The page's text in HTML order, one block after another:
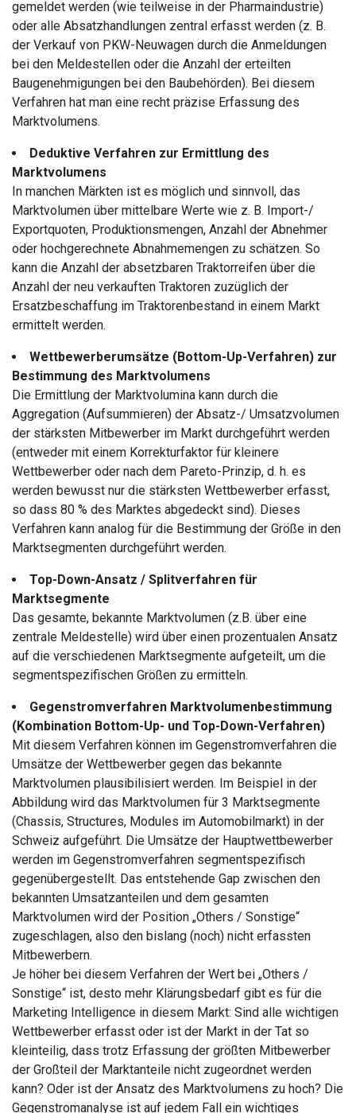
gemeldet werden (wie teilweise in der Pharmaindustrie)
oder alle Absatzhandlungen zentral erfasst werden (z. B.
der Verkauf von PKW-Neuwagen durch die Anmeldungen
bei den Meldestellen oder die Anzahl der erteilten
Baugenehmigungen bei den Baubehörden). Bei diesem
Verfahren hat man eine recht präzise Erfassung des
Marktvolumens.
Deduktive Verfahren zur Ermittlung des
Marktvolumens
In manchen Märkten ist es möglich und sinnvoll, das
Marktvolumen über mittelbare Werte wie z. B. Import-/
Exportquoten, Produktionsmengen, Anzahl der Abnehmer
oder hochgerechnete Abnahmemengen zu schätzen. So
kann die Anzahl der absetzbaren Traktorreifen über die
Anzahl der neu verkauften Traktoren zuzüglich der
Ersatzbeschaffung im Traktorenbestand in einem Markt
ermittelt werden.
Wettbewerberumsätze (Bottom-Up-Verfahren) zur
Bestimmung des Marktvolumens
Die Ermittlung der Marktvolumina kann durch die
Aggregation (Aufsummieren) der Absatz-/ Umsatzvolumen
der stärksten Mitbewerber im Markt durchgeführt werden
(entweder mit einem Korrekturfaktor für kleinere
Wettbewerber oder nach dem Pareto-Prinzip, d. h. es
werden bewusst nur die stärksten Wettbewerber erfasst,
so dass 80 % des Marktes abgedeckt sind). Dieses
Verfahren kann analog für die Bestimmung der Größe in den
Marktsegmenten durchgeführt werden.
Top-Down-Ansatz / Splitverfahren für
Marktsegmente
Das gesamte, bekannte Marktvolumen (z.B. über eine
zentrale Meldestelle) wird über einen prozentualen Ansatz
auf die verschiedenen Marktsegmente aufgeteilt, um die
segmentspezifischen Größen zu ermitteln.
Gegenstromverfahren Marktvolumenbestimmung
(Kombination Bottom-Up- und Top-Down-Verfahren)
Mit diesem Verfahren können im Gegenstromverfahren die
Umsätze der Wettbewerber gegen das bekannte
Marktvolumen plausibilisiert werden. Im Beispiel in der
Abbildung wird das Marktvolumen für 3 Marktsegmente
(Chassis, Structures, Modules im Automobilmarkt) in der
Schweiz aufgeführt. Die Umsätze der Hauptwettbewerber
werden im Gegenstromverfahren segmentspezifisch
gegenübergestellt. Das entstehende Gap zwischen den
bekannten Umsatzanteilen und dem gesamten
Marktvolumen wird der Position „Others / Sonstige“
zugeschlagen, also den bislang (noch) nicht erfassten
Mitbewerbern.
Je höher bei diesem Verfahren der Wert bei „Others /
Sonstige“ ist, desto mehr Klärungsbedarf gibt es für die
Marketing Intelligence in diesem Markt: Sind alle wichtigen
Wettbewerber erfasst oder ist der Markt in der Tat so
kleinteilig, dass trotz Erfassung der größten Mitbewerber
der Großteil der Marktanteile nicht zugeordnet werden
kann? Oder ist der Ansatz des Marktvolumens zu hoch? Die
Gegenstromanalyse ist auf jedem Fall ein wichtiges